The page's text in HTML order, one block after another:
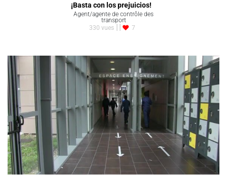
¡Basta con los prejuicios!
Agent/agente de contrôle des
transport
330 vues
7